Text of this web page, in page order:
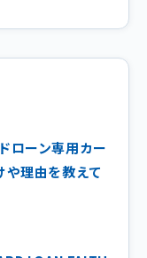
ローン専用カー
や理由を教えて